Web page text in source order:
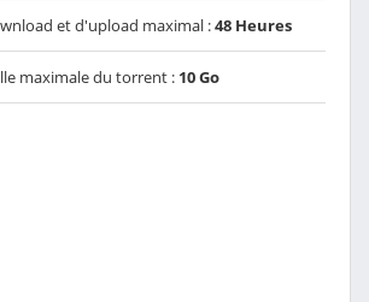
et d'upload maximal :48 Heures
maximale du torrent : 10 Go